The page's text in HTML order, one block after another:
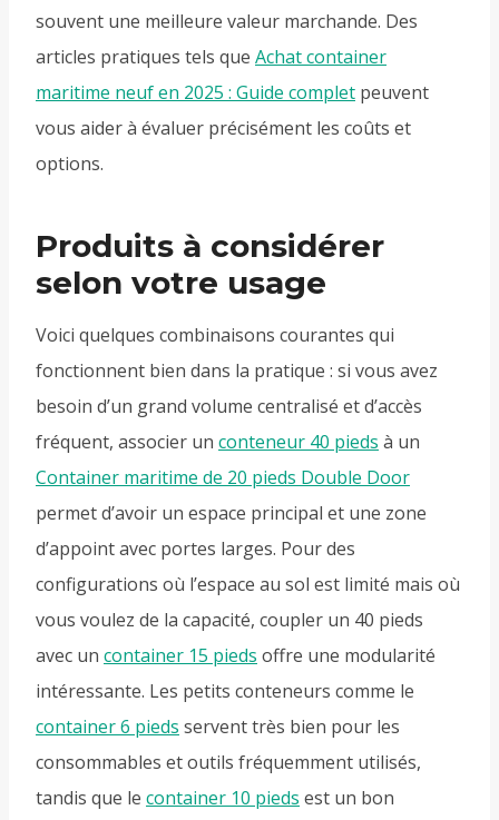
souvent une meilleure valeur marchande. Des
articles pratiques tels que Achat container
maritime neuf en 2025 : Guide complet peuvent
vous aider à évaluer précisément les coûts et
options.
Produits à considérer
selon votre usage
Voici quelques combinaisons courantes qui
fonctionnent bien dans la pratique : si vous avez
besoin d’un grand volume centralisé et d’accès
fréquent, associer un conteneur 40 pieds à un
Container maritime de 20 pieds Double Door
permet d’avoir un espace principal et une zone
d’appoint avec portes larges. Pour des
configurations où l’espace au sol est limité mais où
vous voulez de la capacité, coupler un 40 pieds
avec un container 15 pieds offre une modularité
intéressante. Les petits conteneurs comme le
container 6 pieds servent très bien pour les
consommables et outils fréquemment utilisés,
tandis que le container 10 pieds est un bon